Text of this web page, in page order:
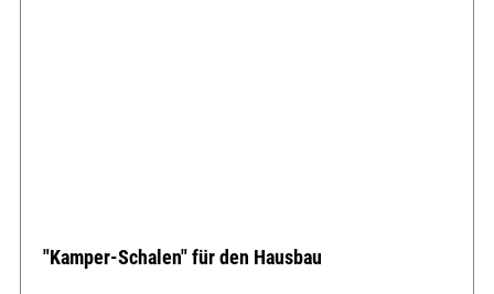
"Kamper-Schalen" für den Hausbau